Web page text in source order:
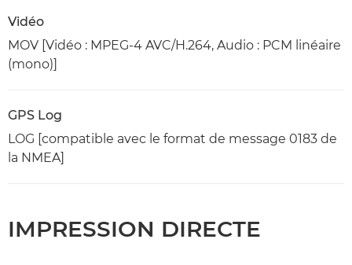
Vidéo
MOV [Vidéo : MPEG-4 AVC/H.264, Audio : PCM linéaire
(mono)]
GPS Log
LOG [compatible avec le format de message 0183 de
la NMEA]
IMPRESSION DIRECTE